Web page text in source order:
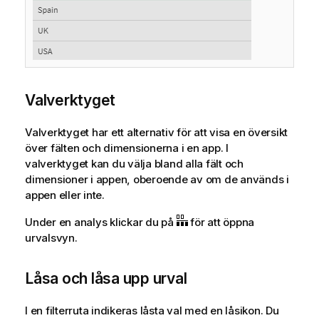
Valverktyget
Valverktyget har ett alternativ för att visa en översikt
över fälten och dimensionerna i en app. I
valverktyget kan du välja bland alla fält och
dimensioner i appen, oberoende av om de används i
appen eller inte.
Under en analys klickar du på
för att öppna
urvalsvyn.
Låsa och låsa upp urval
I en filterruta indikeras låsta val med en låsikon. Du